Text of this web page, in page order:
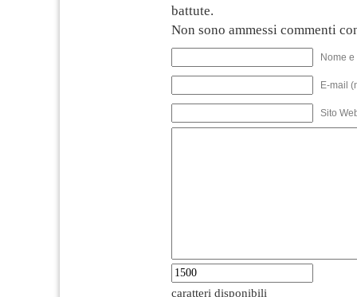
battute.
Non sono ammessi commenti
Nome
E-mail
Sito
caratteri disponibili